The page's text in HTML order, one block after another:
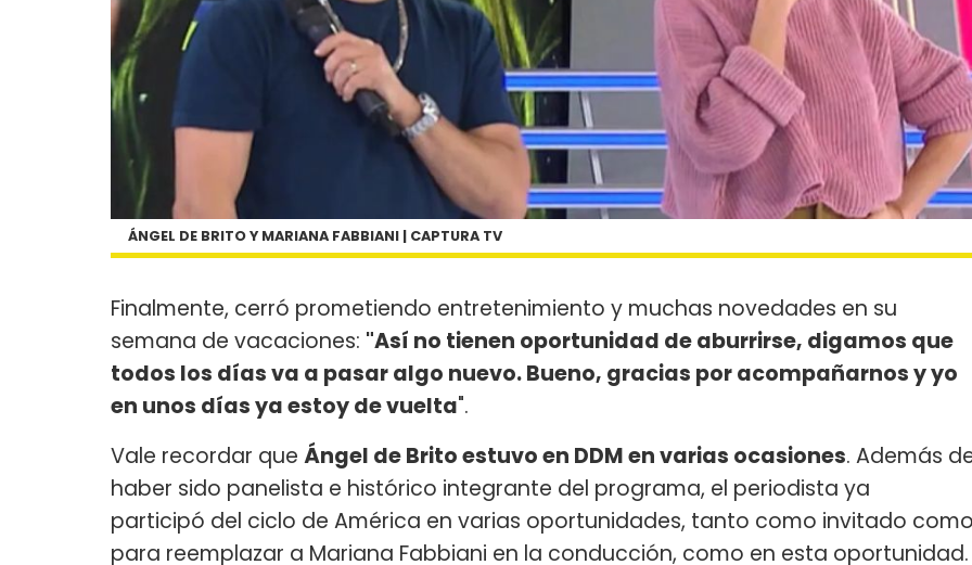
ÁNGEL DE BRITO Y MARIANA FABBIANI | CAPTURA TV
Finalmente, cerró prometiendo entretenimiento y muchas novedades en su
semana de vacaciones: "Así no tienen oportunidad de aburrirse, digamos que
todos los días va a pasar algo nuevo. Bueno, gracias por acompañarnos y yo
en unos días ya estoy de vuelta".
Vale recordar que Ángel de Brito estuvo en DDM en varias ocasiones. Además
haber sido panelista e histórico integrante del programa, el periodista ya
participó del ciclo de América en varias oportunidades, tanto como invitado
para reemplazar a Mariana Fabbiani en la conducción, como en esta oportunidad.